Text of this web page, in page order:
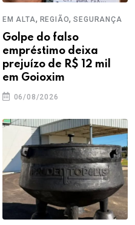
EM ALTA, REGIÃO,SEGURANÇA
Golpe do falso
empréstimo deixa
prejuízo de R$ 12 mil
em Goioxim
06/08/2026